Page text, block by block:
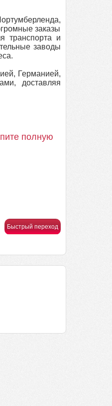
заказы
транспорта и
заводы
Германией,
доставляя
полную
Быстрый переход